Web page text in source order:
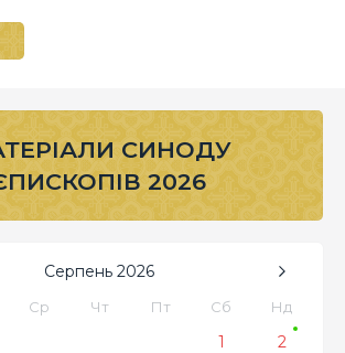
СИНОДУ
2026
Серпень 2026
Ср Чт Пт Сб Нд
1
2